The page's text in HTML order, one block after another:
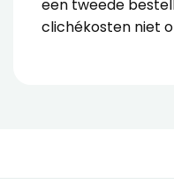
een tweede
clichékosten niet